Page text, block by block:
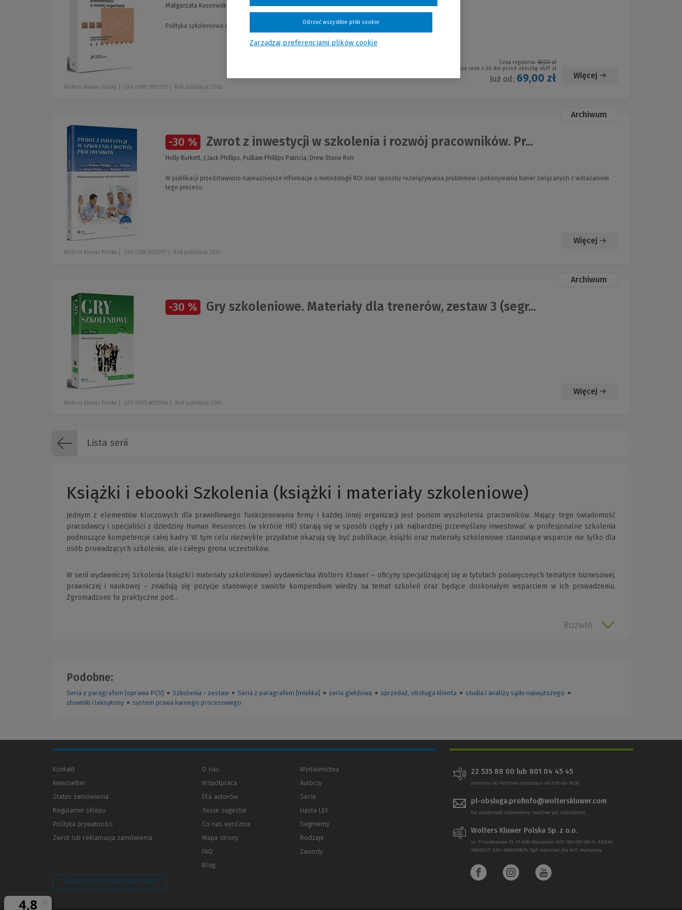
Małgorzata Kossowska, Iwona Sołtysińska
Polityka szkoleniowa a zarządzanie
Cena regularna: 69,00 zł
Najniższa cena z 30 dni przed obniżką: 46,91 zł
Już od: 69,00 zł Więcej
Wolters Kluwer Polska OFE-0090 W01Z01 Rok publikacji: 2002
Archiwum
-30 % Zwrot z inwestycji w szkolenia i rozwój pracowników. Pr...
Holly Burkett, J.Jack Phillips, Pulliam Phillips Patricia, Drew Stone Ron
W publikacji przedstawiono najważniejsze informacje o metodologii ROI oraz sposoby rozwiązywania problemów i pokonywania barier związanych z wdrażaniem
tego procesu.
Więcej
Wolters Kluwer Polska OFE-0288 W02P01 Rok publikacji: 2015
Archiwum
-30 % Gry szkoleniowe. Materiały dla trenerów, zestaw 3 (segr...
Więcej
Wolters Kluwer Polska OFE-0105 W02D04 Rok publikacji: 2011
Lista serii
Książki i ebooki Szkolenia (książki i materiały szkoleniowe)
Jednym z elementów kluczowych dla prawidłowego funkcjonowania firmy i każdej innej organizacji jest poziom wyszkolenia pracowników. Mający tego świadomość
pracodawcy i specjaliści z dziedziny Human Resources (w skrócie HR) starają się w sposób ciągły i jak najbardziej przemyślany inwestować w profesjonalne szkolenia
podnoszące kompetencje całej kadry. W tym celu niezwykle przydatne okazują się być publikacje, książki oraz materiały szkoleniowe stanowiące wsparcie nie tylko dla
osób prowadzących szkolenie, ale i całego grona uczestników.
W serii wydawniczej Szkolenia (książki i materiały szkoleniowe) wydawnictwa Wolters Kluwer – oficyny specjalizującej się w tytułach poświęconych tematyce biznesowej,
prawniczej i naukowej – znajdują się pozycje stanowiące swoiste kompendium wiedzy na temat szkoleń oraz będące doskonałym wsparciem w ich prowadzeniu.
Zgromadzono tu praktyczne pod...
Rozwiń
Podobne:
Seria z paragrafem [oprawa PCV] ● Szkolenia - zestaw ● Seria z paragrafem [miękka] ● seria giełdowa ● sprzedaż, obsługa klienta ● studia i analizy sądu najwyższego ●
słowniki i leksykony ● system prawa karnego procesowego
Kontakt
Newsletter
Status zamówienia
Regulamin sklepu
Polityka prywatności
innej
Zwrot lub reklamacja zamówienia
O nas
Współpraca
Dla autorów
innej
strony)
Twoje sugestie
Co nas wyróżnia
Mapa strony
FAQ
Blog
Wydawnictwa
Autorzy
Serie
Hasła LEX
Segmenty
Rodzaje
Zawody
Zarządzaj preferencjami plików cookie
22 535 88 00 lub 801 04 45 45
Jesteśmy do Państwa dyspozycji od 8:00 do 16:00
pl-obsluga.profinfo@wolterskluwer.com
Na wiadomość odpowiemy możliwe jak najszybciej.
Wolters Kluwer Polska Sp. z o.o.
ul. Przyokopowa 33, 01-208 Warszawa; NIP: 583-001-89-31, REGON:
190610277, KRS: 0000709879, Sąd rejonowy dla M.S. Warszawy
Zarządzaj preferencjami plików cookie
Odrzuć wszystkie pliki cookie